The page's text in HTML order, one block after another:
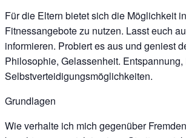
Für die Eltern bietet sich die Möglichkeit
Fitnessangebote zu nutzen. Lasst euch
informieren. Probiert es aus und geniest
Philosophie, Gelassenheit. Entspannung,
Selbstverteidigungsmöglichkeiten.
Grundlagen
Wie verhalte ich mich gegenüber